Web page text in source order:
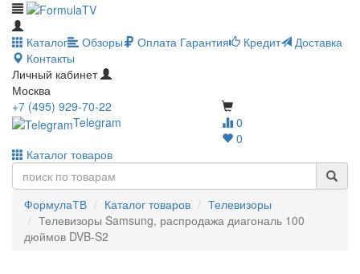
Каталог Обзоры Оплата Гарантия Кредит
Доставка
Контакты
Личный кабинет
Москва
0
0
+7 (495) 929-70-22
Telegram
Каталог товаров
ФормулаТВ Каталог товаров
Телевизоры
Телевизоры Samsung, распродажа диагональ 100
дюймов DVB-S2